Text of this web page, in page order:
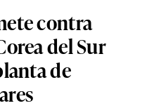
contra
del Sur
de